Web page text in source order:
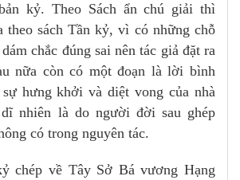
kỷ. Theo Sách ẩn chú giải thì
theo sách Tần kỷ, vì có những chỗ
chắc đúng sai nên tác giả đặt ra
nữa còn có một đoạn là lời bình
hưng khởi và diệt vong của nhà
nhiên là do người đời sau ghép
có trong nguyên tác.
chép về Tây Sở Bá vương Hạng